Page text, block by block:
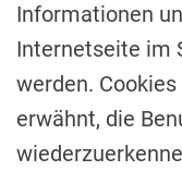
Informationen
Internetseite im
werden.
erwähnt, die